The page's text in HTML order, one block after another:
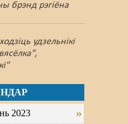
брэнд рэгіёна
удзельнікі
2023 »